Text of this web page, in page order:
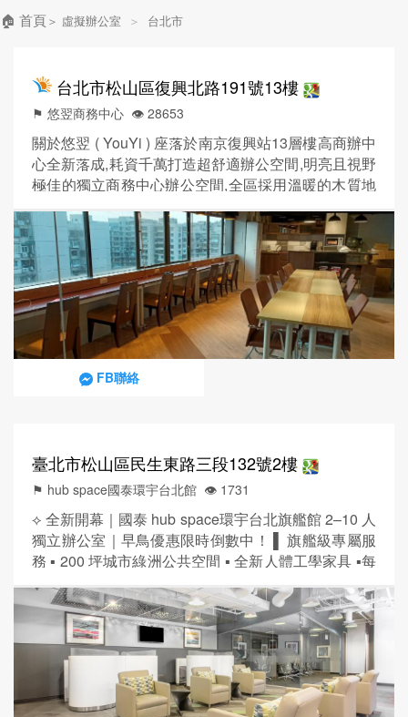
🏠 首頁＞ 虛擬辦公室 ＞ 台北市
台北市松山區復興北路191號13樓
⚑ 悠翌商務中心 👁️‍ 28653
關於悠翌 ( YouYi ) 座落於南京復興站13層樓高商辦中
心全新落成,耗資千萬打造超舒適辦公空間,明亮且視野
極佳的獨立商務中心辦公空間,全區採用溫暖的木質地
共區域空間 ,採光明亮工業風造景讓您工作之餘能輕鬆
充電再出發。 我們為您們設想的不只如此,適合對辦公
室環境、氣氛有高度要求的您來參觀比較。 悠翌商務
中心,讓辦公變得更加舒適
FB聯絡
臺北市松山區民生東路三段132號2樓
⚑ hub space國泰環宇台北館 👁️‍ 1731
⟡ 全新開幕｜國泰 hub space環宇台北旗艦館 2–10 人
獨立辦公室｜早鳥優惠限時倒數中！ ▌ 旗艦級專屬服
務 ▪ 200 坪城市綠洲公共空間 ▪ 全新人體工學家具 ▪每
使用再生能源、輕鬆取得綠電憑證 ▪ 低碳建材，榮獲
國際建築雙金認證 ▌ 智慧辦公全面到位 ▪24H 智慧門
禁，線上預約會議室 ▪空氣品質偵測＋即時數據監控 ▌
民生敦北...